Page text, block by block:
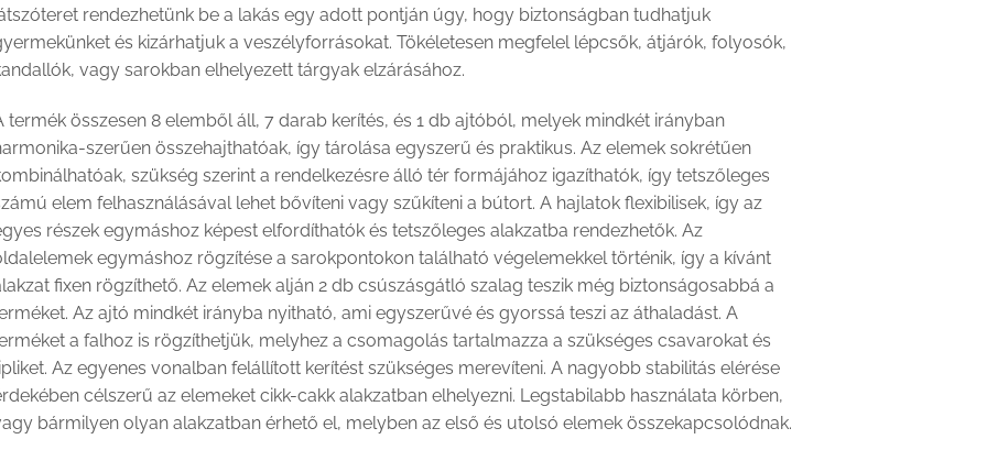
rendezhetünk be a lakás egy adott pontján úgy, hogy biztonságban tudhatjuk
és kizárhatjuk a veszélyforrásokat. Tökéletesen megfelel lépcsők, átjárók, folyosók,
vagy sarokban elhelyezett tárgyak elzárásához.
termék összesen 8 elemből áll, 7 darab kerítés, és 1 db ajtóból, melyek mindkét irányban
szerűen összehajthatóak, így tárolása egyszerű és praktikus. Az elemek sokrétűen
szükség szerint a rendelkezésre álló tér formájához igazíthatók, így tetszőleges
elem felhasználásával lehet bővíteni vagy szűkíteni a bútort. A hajlatok flexibilisek, így az
részek egymáshoz képest elfordíthatók és tetszőleges alakzatba rendezhetők. Az
egymáshoz rögzítése a sarokpontokon található végelemekkel történik, így a kívánt
fixen rögzíthető. Az elemek alján 2 db csúszásgátló szalag teszik még biztonságosabbá a
Az ajtó mindkét irányba nyitható, ami egyszerűvé és gyorssá teszi az áthaladást. A
a falhoz is rögzíthetjük, melyhez a csomagolás tartalmazza a szükséges csavarokat és
Az egyenes vonalban felállított kerítést szükséges merevíteni. A nagyobb stabilitás elérése
célszerű az elemeket cikk-cakk alakzatban elhelyezni. Legstabilabb használata körben,
bármilyen olyan alakzatban érhető el, melyben az első és utolsó elemek összekapcsolódnak.